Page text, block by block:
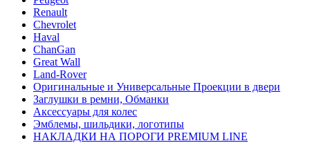
Renault
Chevrolet
Haval
ChanGan
Great Wall
Land-Rover
Оригинальные и Универсальные Проекции в двери
Заглушки в ремни, Обманки
Аксессуары для колес
Эмблемы, шильдики, логотипы
НАКЛАДКИ НА ПОРОГИ PREMIUM LINE